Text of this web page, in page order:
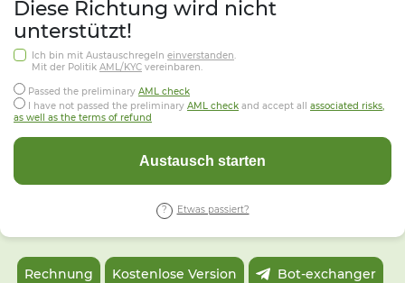
Diese Richtung wird nicht
unterstützt!
Ich bin mit Austauschregeln einverstanden.
Mit der Politik AML/KYC vereinbaren.
Passed the preliminary AML check
I have not passed the preliminary AML check and accept all associated risks,
as well as the terms of refund
Austausch starten
Etwas passiert?
Rechnung Kostenlose Version Bot-exchanger